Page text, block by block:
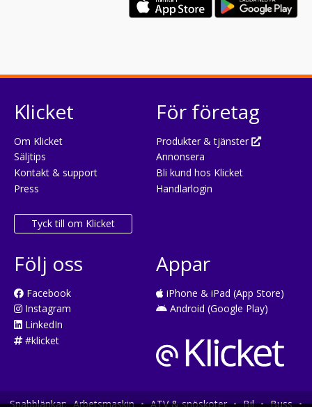
Klicket
Om Klicket
Säljtips
Kontakt & support
Press
Tyck till om Klicket
För företag
Produkter & tjänster
Annonsera
Bli kund hos Klicket
Handlarlogin
Följ oss
Facebook
Instagram
LinkedIn
#klicket
Appar
iPhone & iPad (App Store)
Android (Google Play)
Snabblänkar: Arbetsmaskin • ATV & snöskoter • Bil • Buss •